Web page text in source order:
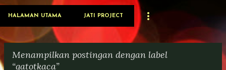
HALAMAN UTAMA JATI PROJECT
Menampilkan postingan dengan label
gatotkaca